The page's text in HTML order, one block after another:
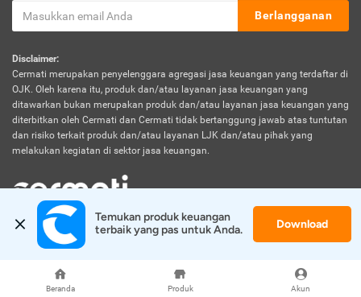
Beranda Produk Akun
Berlangganan
Disclaimer:
Cermati merupakan penyelenggara agregasi jasa keuangan yang terdaftar di
OJK. Oleh karena itu, produk dan/atau layanan jasa keuangan yang
ditawarkan bukan merupakan produk dan/atau layanan jasa keuangan yang
diterbitkan oleh Cermati dan Cermati tidak bertanggung jawab atas tuntutan
dan risiko terkait produk dan/atau layanan LJK dan/atau pihak yang
melakukan kegiatan di sektor jasa keuangan.
© 2026 Cermati. All Rights Reserved.
Temukan produk keuangan
terbaik yang pas untuk Anda.
Download